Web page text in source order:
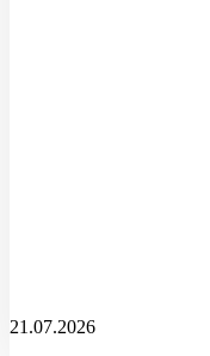
21.07.2026